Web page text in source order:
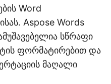
Word
Aspose Words
სწრაფი
ფორმატირებით და
მაღალი